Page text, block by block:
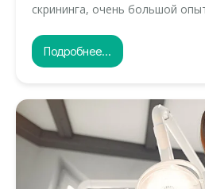
скрининга, очень большой
Подробнее...